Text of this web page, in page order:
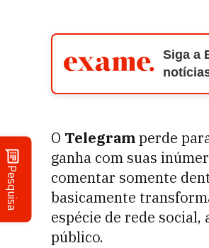
Pesquisa
Siga a
O Telegramperde
ganha com suas
comentar somente
basicamente
espécie de rede
público.